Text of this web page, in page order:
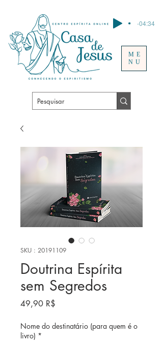
ME
NU
-04:34
SKU : 20191109
Doutrina Espírita
sem Segredos
49,90 R$
Nome do destinatário (para quem é o
livro) *